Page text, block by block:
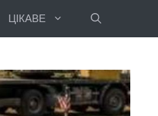
ЦІКАВЕ